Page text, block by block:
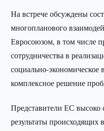
На встрече обсуждены
многопланового
Евросоюзом, в том числе
сотрудничества в
социально-
комплексное решение
Представители ЕС
результаты происходящих